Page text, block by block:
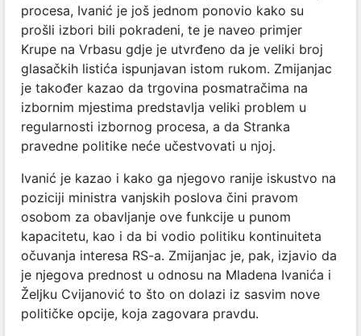
procesa, Ivanić je još jednom ponovio kako su
prošli izbori bili pokradeni, te je naveo primjer
Krupe na Vrbasu gdje je utvrđeno da je veliki broj
glasačkih listića ispunjavan istom rukom. Zmijanjac
je također kazao da trgovina posmatračima na
izbornim mjestima predstavlja veliki problem u
regularnosti izbornog procesa, a da Stranka
pravedne politike neće učestvovati u njoj.
Ivanić je kazao i kako ga njegovo ranije iskustvo na
poziciji ministra vanjskih poslova čini pravom
osobom za obavljanje ove funkcije u punom
kapacitetu, kao i da bi vodio politiku kontinuiteta
očuvanja interesa RS-a. Zmijanjac je, pak, izjavio da
je njegova prednost u odnosu na Mladena Ivanića i
Željku Cvijanović to što on dolazi iz sasvim nove
političke opcije, koja zagovara pravdu.